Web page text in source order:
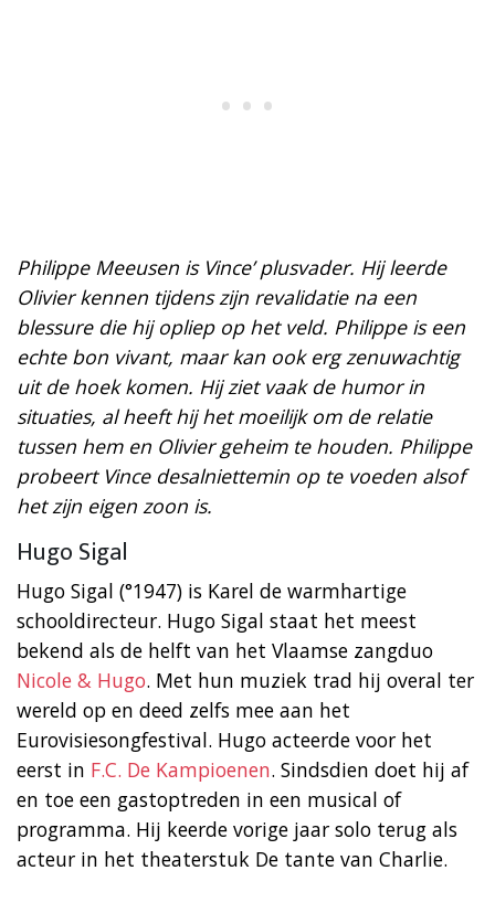
Philippe Meeusen is Vince’ plusvader. Hij leerde
Olivier kennen tijdens zijn revalidatie na een
blessure die hij opliep op het veld. Philippe is een
echte bon vivant, maar kan ook erg zenuwachtig
uit de hoek komen. Hij ziet vaak de humor in
situaties, al heeft hij het moeilijk om de relatie
tussen hem en Olivier geheim te houden. Philippe
probeert Vince desalniettemin op te voeden alsof
het zijn eigen zoon is.
Hugo Sigal
Hugo Sigal (°1947) is Karel de warmhartige
schooldirecteur. Hugo Sigal staat het meest
bekend als de helft van het Vlaamse zangduo
Nicole & Hugo. Met hun muziek trad hij overal ter
wereld op en deed zelfs mee aan het
Eurovisiesongfestival. Hugo acteerde voor het
eerst in F.C. De Kampioenen. Sindsdien doet hij af
en toe een gastoptreden in een musical of
programma. Hij keerde vorige jaar solo terug als
acteur in het theaterstuk De tante van Charlie.